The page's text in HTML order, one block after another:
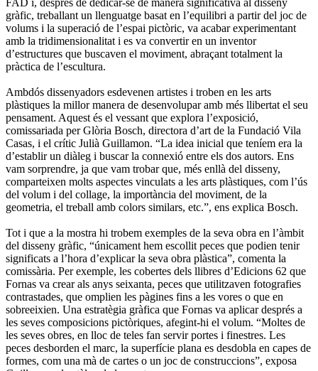
gràfic, treballant un llenguatge basat en l’equilibri a partir del joc de
volums i la superació de l’espai pictòric, va acabar experimentant
amb la tridimensionalitat i es va convertir en un inventor
d’estructures que buscaven el moviment, abraçant totalment la
pràctica de l’escultura.
Ambdós dissenyadors esdevenen artistes i troben en les arts
plàstiques la millor manera de desenvolupar amb més llibertat el seu
pensament. Aquest és el vessant que explora l’exposició,
comissariada per Glòria Bosch, directora d’art de la Fundació Vila
Casas, i el crític Julià Guillamon. “La idea inicial que teníem era la
d’establir un diàleg i buscar la connexió entre els dos autors. Ens
vam sorprendre, ja que vam trobar que, més enllà del disseny,
comparteixen molts aspectes vinculats a les arts plàstiques, com l’ús
del volum i del collage, la importància del moviment, de la
geometria, el treball amb colors similars, etc.”, ens explica Bosch.
Tot i que a la mostra hi trobem exemples de la seva obra en l’àmbit
del disseny gràfic, “únicament hem escollit peces que podien tenir
significats a l’hora d’explicar la seva obra plàstica”, comenta la
comissària. Per exemple, les cobertes dels llibres d’Edicions 62 que
Fornas va crear als anys seixanta, peces que utilitzaven fotografies
contrastades, que omplien les pàgines fins a les vores o que en
sobreeixien. Una estratègia gràfica que Fornas va aplicar després a
les seves composicions pictòriques, afegint-hi el volum. “Moltes de
les seves obres, en lloc de teles fan servir portes i finestres. Les
peces desborden el marc, la superfície plana es desdobla en capes de
formes, com una mà de cartes o un joc de construccions”, exposa